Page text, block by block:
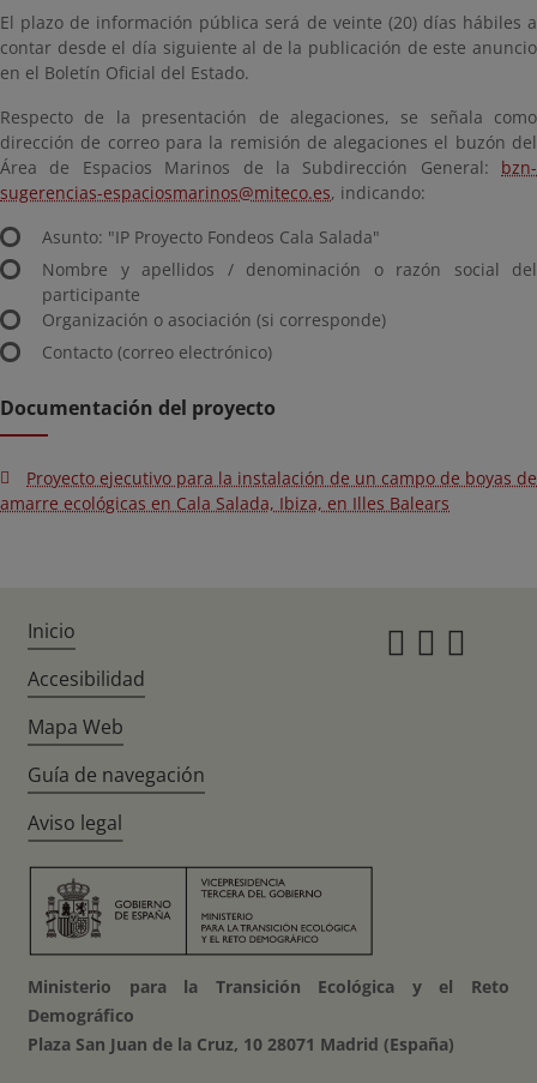
El plazo de información pública será de veinte (20) días hábiles a
contar desde el día siguiente al de la publicación de este anuncio
en el Boletín Oficial del Estado.
Respecto de la presentación de alegaciones, se señala como
dirección de correo para la remisión de alegaciones el buzón del
Área de Espacios Marinos de la Subdirección General: bzn-
sugerencias-espaciosmarinos@miteco.es, indicando:
Asunto: "IP Proyecto Fondeos Cala Salada"
Nombre y apellidos / denominación o razón social del
participante
Organización o asociación (si corresponde)
Contacto (correo electrónico)
Documentación del proyecto
Proyecto ejecutivo para la instalación de un campo de boyas de
amarre ecológicas en Cala Salada, Ibiza, en Illes Balears
Inicio
Accesibilidad
Mapa Web
Guía de navegación
Aviso legal
Ministerio para la Transición Ecológica y el Reto
Demográfico
Plaza San Juan de la Cruz, 10 28071 Madrid (España)